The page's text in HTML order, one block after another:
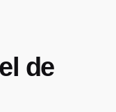
de